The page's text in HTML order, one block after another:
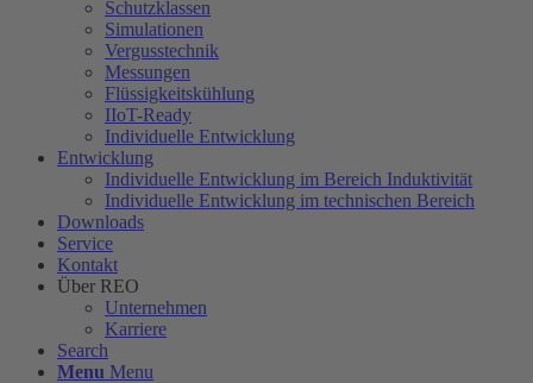
Schutzklassen
Simulationen
Vergusstechnik
Messungen
Flüssigkeitskühlung
IIoT-Ready
Individuelle Entwicklung
Entwicklung
Individuelle Entwicklung im Bereich Induktivität
Individuelle Entwicklung im technischen Bereich
Downloads
Service
Kontakt
Über REO
Unternehmen
Karriere
Search
Menu Menu